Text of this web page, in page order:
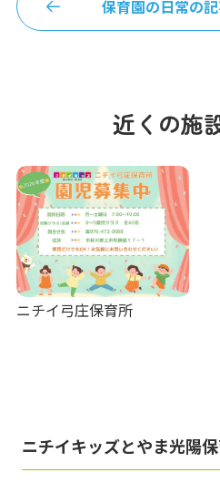
保育園の日常の
近くの施
ニチイ弓庄保育所
ニチイキッズとやま光陽